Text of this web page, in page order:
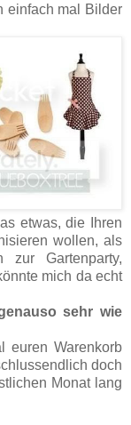
einfach mal Bilder
etwas, die Ihren
wollen, als
Gartenparty,
mich da echt
sehr wie
euren Warenkorb
doch
Monat lang